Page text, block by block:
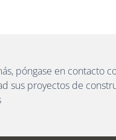
póngase en contacto
sus proyectos de